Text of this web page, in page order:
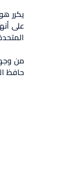
يكرر
على
من
حافظ الأسد” في عام 2000،